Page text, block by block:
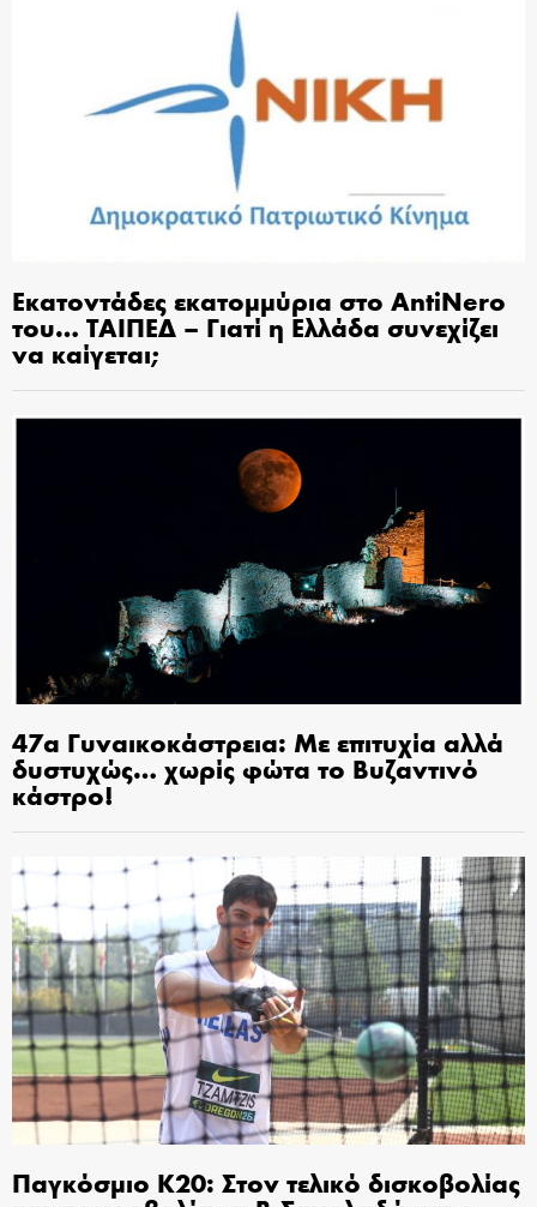
Εκατοντάδες εκατομμύρια στο AntiNero
του… ΤΑΙΠΕΔ – Γιατί η Ελλάδα συνεχίζει
να καίγεται;
47α Γυναικοκάστρεια: Με επιτυχία αλλά
δυστυχώς… χωρίς φώτα το Βυζαντινό
κάστρο!
Παγκόσμιο Κ20: Στον τελικό δισκοβολίας